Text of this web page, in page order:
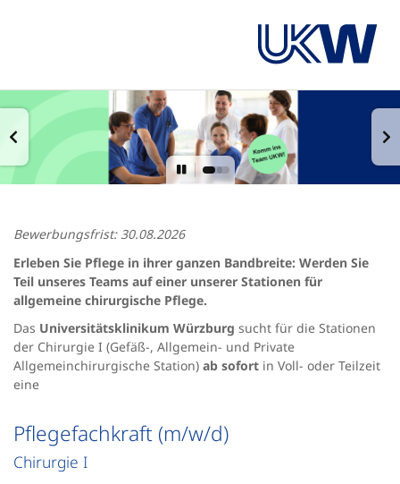
Pflegefachkraft (m/w/d)
Chirurgie I
Bewerbungsfrist: 30.08.2026
Erleben Sie Pflege in ihrer ganzen Bandbreite: Werden Sie
Teil unseres Teams auf einer unserer Stationen für
allgemeine chirurgische Pflege.
Das Universitätsklinikum Würzburg sucht für die Stationen
der Chirurgie I (Gefäß-, Allgemein- und Private
Allgemeinchirurgische Station) ab sofort in Voll- oder Teilzeit
eine